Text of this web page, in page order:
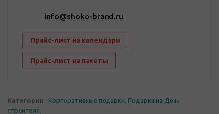
info@shoko-brand.ru
Прайс-лист на календари
Прайс-лист на пакеты
Категории: Корпоративные подарки, Подарки на День
строителя,